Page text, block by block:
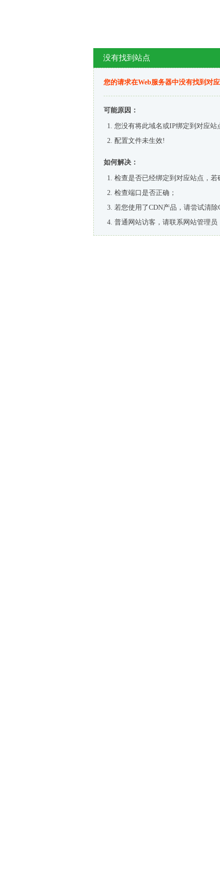
没有找到站点
您的请求在Web服务器中没有找到对
可能原因：
您没有将此域名或IP绑定到对应站
配置文件未生效!
如何解决：
检查是否已经绑定到对应站点，
检查端口是否正确；
若您使用了CDN产品，请尝试清除
普通网站访客，请联系网站管理员